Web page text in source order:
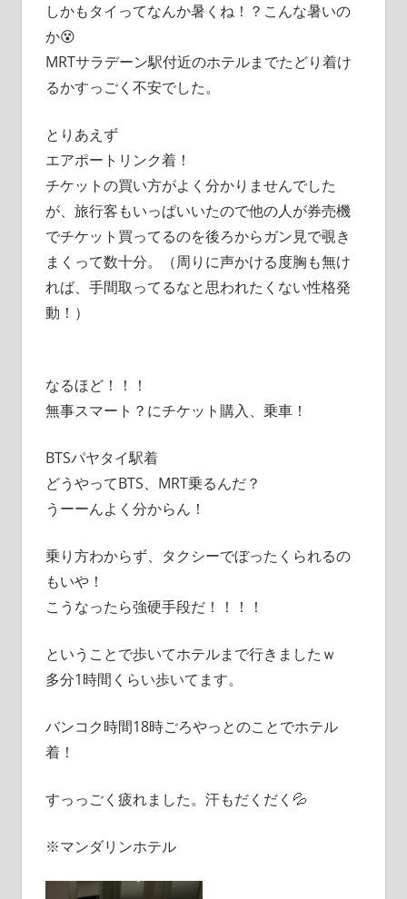
しかもタイってなんか暑くね！？こんな暑いの
か😵
MRTサラデーン駅付近のホテルまでたどり着け
るかすっごく不安でした。
とりあえず
エアポートリンク着！
チケットの買い方がよく分かりませんでした
が、旅行客もいっぱいいたので他の人が券売機
でチケット買ってるのを後ろからガン見で覗き
まくって数十分。（周りに声かける度胸も無け
れば、手間取ってるなと思われたくない性格発
動！）
なるほど！！！
無事スマート？にチケット購入、乗車！
BTSパヤタイ駅着
どうやってBTS、MRT乗るんだ？
うーーんよく分からん！
乗り方わからず、タクシーでぼったくられるの
もいや！
こうなったら強硬手段だ！！！！
ということで歩いてホテルまで行きましたｗ
多分1時間くらい歩いてます。
バンコク時間18時ごろやっとのことでホテル
着！
すっっごく疲れました。汗もだくだく💦
※マンダリンホテル